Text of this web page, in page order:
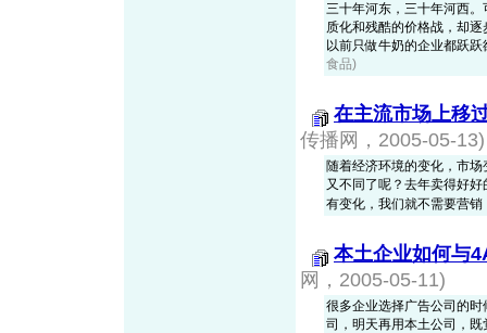
三十年河东，三十年河西
质化和残酷的价格战，却
以前只做牛奶的企业都跃
食品)
在主流市场上移
传播网，2005-05-13)
随着经济环境的变化，市
又不同了呢？去年卖得好
有变化，我们就不需要营
本土企业如何与
网，2005-05-11)
很多企业选择广告公司的
司，明天再用本土公司，